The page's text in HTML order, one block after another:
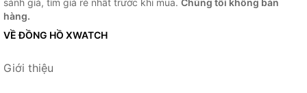
sánh giá, tìm giá rẻ nhất trước khi mua. Chúng tôi không bán
hàng.
VỀ ĐỒNG HỒ XWATCH
Giới thiệu